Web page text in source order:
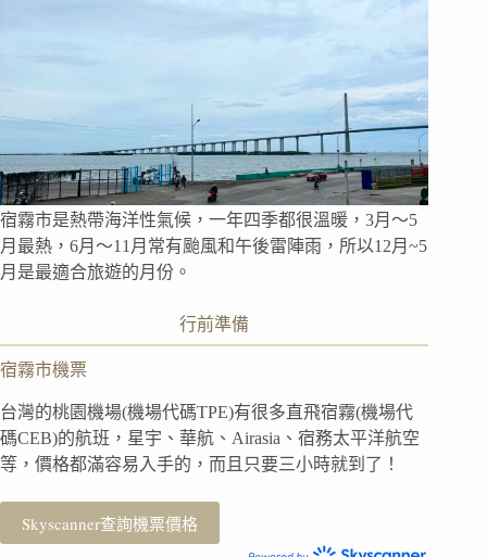
宿霧市是熱帶海洋性氣候，一年四季都很溫暖，3月～5
月最熱，6月～11月常有颱風和午後雷陣雨，所以12月~5
月是最適合旅遊的月份。
行前準備
宿霧市機票
台灣的桃園機場(機場代碼TPE)有很多直飛宿霧(機場代
碼CEB)的航班，星宇、華航、Airasia、宿務太平洋航空
等，價格都滿容易入手的，而且只要三小時就到了！
Skyscanner查詢機票價格